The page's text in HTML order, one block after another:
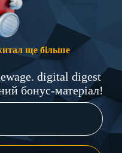
ще більше
digital digest
бонус-матеріал!